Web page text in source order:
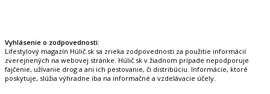
Vyhlásenie o zodpovednosti:
Lifestylový magazín Húlič.sk sa zrieka zodpovednosti za použitie informácií
zverejnených na webovej stránke. Húlič.sk v žiadnom prípade nepodporuje
fajčenie, užívanie drog a ani ich pestovanie, či distribúciu. Informácie, ktoré
poskytuje, slúžia výhradne iba na informačné a vzdelávacie účely.